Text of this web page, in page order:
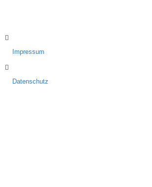
Impressum
Datenschutz